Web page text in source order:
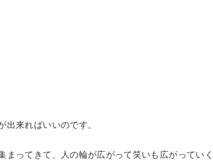
来ればいいのです。
ってきて、人の輪が広がって笑いも広がっていく